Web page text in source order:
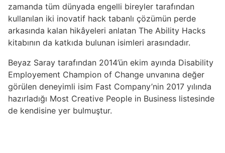
zamanda tüm dünyada engelli bireyler tarafından
kullanılan iki inovatif hack tabanlı çözümün perde
arkasında kalan hikâyeleri anlatan The Ability Hacks
kitabının da katkıda bulunan isimleri arasındadır.
Beyaz Saray tarafından 2014’ün ekim ayında Disability
Employement Champion of Change unvanına değer
görülen deneyimli isim Fast Company’nin 2017 yılında
hazırladığı Most Creative People in Business listesinde
de kendisine yer bulmuştur.